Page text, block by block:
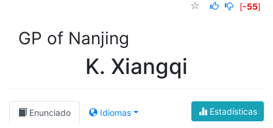
[-55]
GP of Nanjing
K. Xiangqi
Estadísticas
Enunciado Idiomas